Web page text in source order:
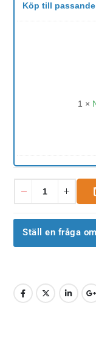
Köp till
1 ×
Ställ en fråga